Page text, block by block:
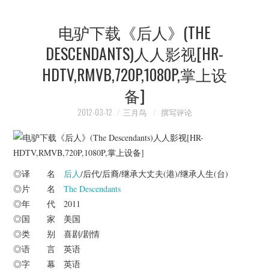
电驴下载《后人》(THE
DESCENDANTS)人人影视[HR-
HDTV,RMVB,720P,1080P,掌上设
备]
2012-03-12 三月鸟 撰写评论
◎译 名 后人/后代/后裔/继承大丈夫(港)/继承人生(台)
◎片 名The Descendants
◎年 代 2011
◎国 家 美国
◎类 别 喜剧/剧情
◎语 言 英语
◎字 幕 英语